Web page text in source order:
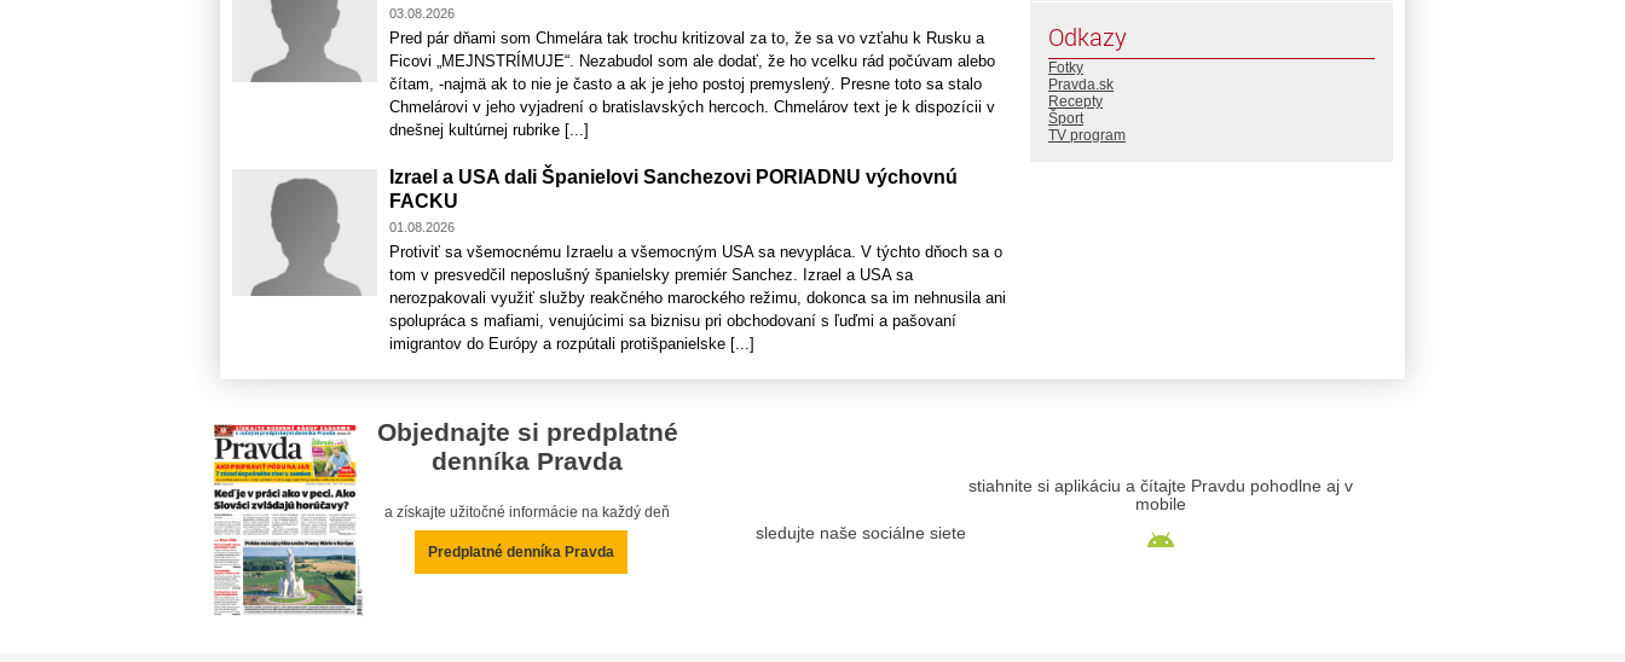
03.08.2026
Pred pár dňami som Chmelára tak trochu kritizoval za to, že sa vo vzťahu k Rusku a
Ficovi „MEJNSTRÍMUJE“. Nezabudol som ale dodať, že ho vcelku rád počúvam alebo
čítam, -najmä ak to nie je často a ak je jeho postoj premyslený. Presne toto sa stalo
Chmelárovi v jeho vyjadrení o bratislavských hercoch. Chmelárov text je k dispozícii v
dnešnej kultúrnej rubrike [...]
Izrael a USA dali Španielovi Sanchezovi PORIADNU výchovnú
FACKU
01.08.2026
Protiviť sa všemocnému Izraelu a všemocným USA sa nevypláca. V týchto dňoch sa o
tom v presvedčil neposlušný španielsky premiér Sanchez. Izrael a USA sa
nerozpakovali využiť služby reakčného marockého režimu, dokonca sa im nehnusila ani
spolupráca s mafiami, venujúcimi sa biznisu pri obchodovaní s ľuďmi a pašovaní
imigrantov do Európy a rozpútali protišpanielske [...]
Odkazy
Fotky
Pravda.sk
Recepty
Šport
TV program
Objednajte si predplatné
denníka Pravda
a získajte užitočné informácie na každý deň
Predplatné denníka Pravda
sledujte naše sociálne siete
stiahnite si aplikáciu a čítajte Pravdu pohodlne aj v
mobile